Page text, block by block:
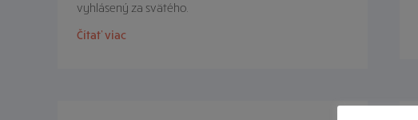
vyhlásený za svätého.
Čítať viac